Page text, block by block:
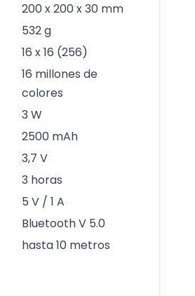
200 x 200 x 30 mm
532 g
16 x 16 (256)
16 millones de
colores
3 W
2500 mAh
3,7 V
3 horas
5 V / 1 A
Bluetooth V 5.0
hasta 10 metros